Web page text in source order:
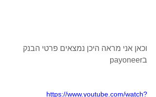
וכאן אני מראה היכן נמצאים פרטי הבנק
בpayoneer
https://www.youtube.com/watch?